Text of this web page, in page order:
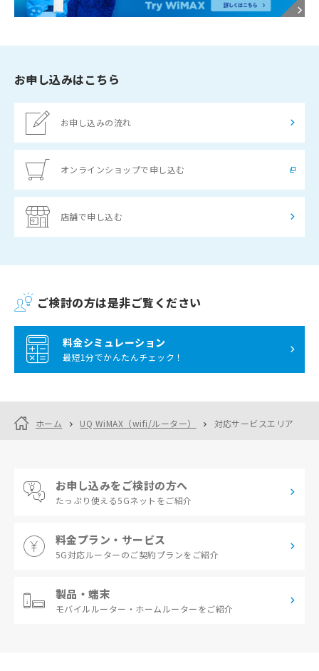
お申し込みはこちら
お申し込みの流れ
オンラインショップで申し込む
店舗で申し込む
ご検討の方は是非ご覧ください
料金シミュレーション
最短1分でかんたんチェック！
ホーム UQ WiMAX（wifi/ルーター） 対応サービスエリア
お申し込みをご検討の方へ
たっぷり使える5Gネットをご紹介
料金プラン・サービス
5G対応ルーターのご契約プランをご紹介
製品・端末
モバイルルーター・ ホームルーターをご紹介